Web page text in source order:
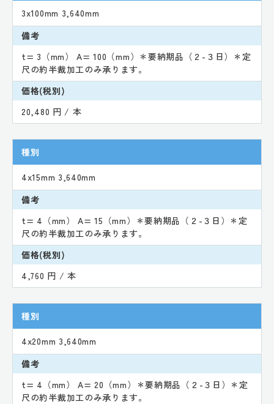
3x100mm 3,640mm
備考
t= 3（mm） A= 100（mm）＊要納期品（２-３日）＊定
尺の約半裁加工のみ承ります。
価格(税別)
20,480 円 / 本
種別
4x15mm 3,640mm
備考
t= 4（mm） A= 15（mm）＊要納期品（２-３日）＊定
尺の約半裁加工のみ承ります。
価格(税別)
4,760 円 / 本
種別
4x20mm 3,640mm
備考
t= 4（mm） A= 20（mm）＊要納期品（２-３日）＊定
尺の約半裁加工のみ承ります。